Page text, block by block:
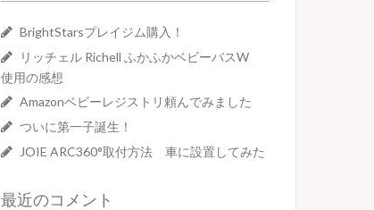
BrightStarsプレイジム購入！
リッチェル Richell ふかふかベビーバスW
使用の感想
Amazonベビーレジストリ頼んでみました
ついに第一子誕生！
JOIE ARC360°取付方法 車に設置してみた
最近のコメント